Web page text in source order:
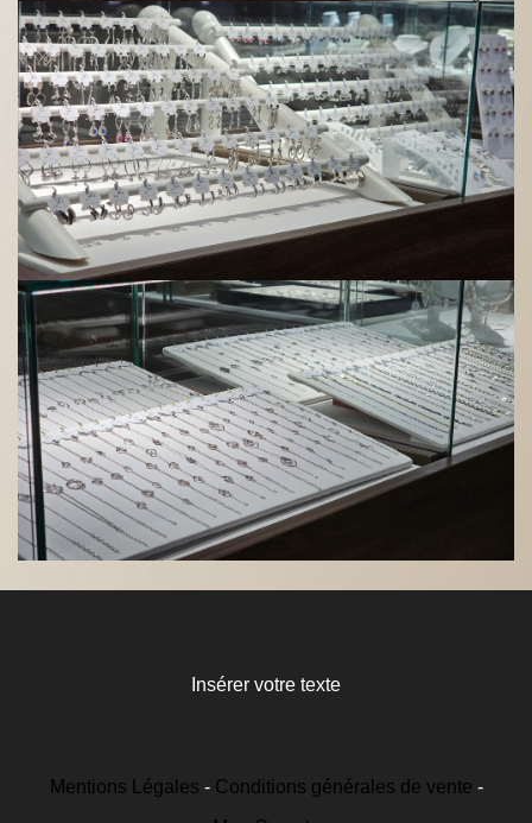
Insérer votre texte
Mentions Légales
Conditions générales de vente